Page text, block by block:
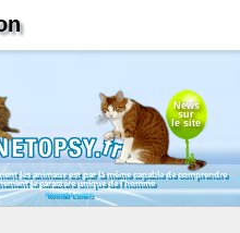
News
sur
le site
les animaux est par là même capable de comprendre
le caractère unique de l'homme
Konrad Lorenz